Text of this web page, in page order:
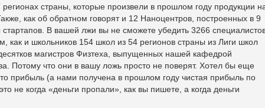
страны, которые произвели в прошлом году продукции
как об обратном говорят и 12 Наноцентров, построенных в 9
В вашей лжи вы не сможете убедить 3266
как и школьников 154 школ из 54 регионов страны из Лиги школ
магистров Физтеха, выпущенных нашей кафедрой
Потому что они в вашу ложь просто не поверят. Хотел бы еще
прибыль (а нами получена в прошлом году чистая прибыль по
не когда «деньги пропали», как вы пишете, а когда деньги